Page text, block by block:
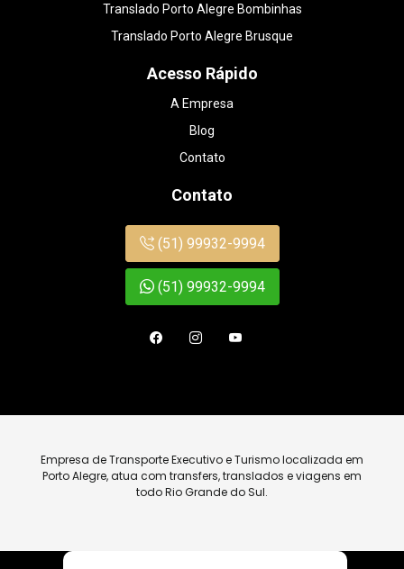
Translado Porto Alegre Bombinhas
Translado Porto Alegre Brusque
Acesso Rápido
A Empresa
Blog
Contato
Contato
(51) 99932-9994
(51) 99932-9994
Empresa de Transporte Executivo e Turismo localizada em
Porto Alegre, atua com transfers, translados e viagens em
todo Rio Grande do Sul.